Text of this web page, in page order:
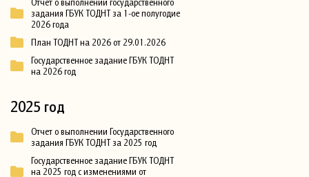
задания ГБУК ТОДНТ за 1-ое полугодие
2026 года
План ТОДНТ на 2026 от 29.01.2026
Государственное задание ГБУК ТОДНТ
на 2026 год
2025 год
Отчет о выполнении Государственного
задания ГБУК ТОДНТ за 2025 год
Государственное задание ГБУК ТОДНТ
на 2025 год с изменениями от